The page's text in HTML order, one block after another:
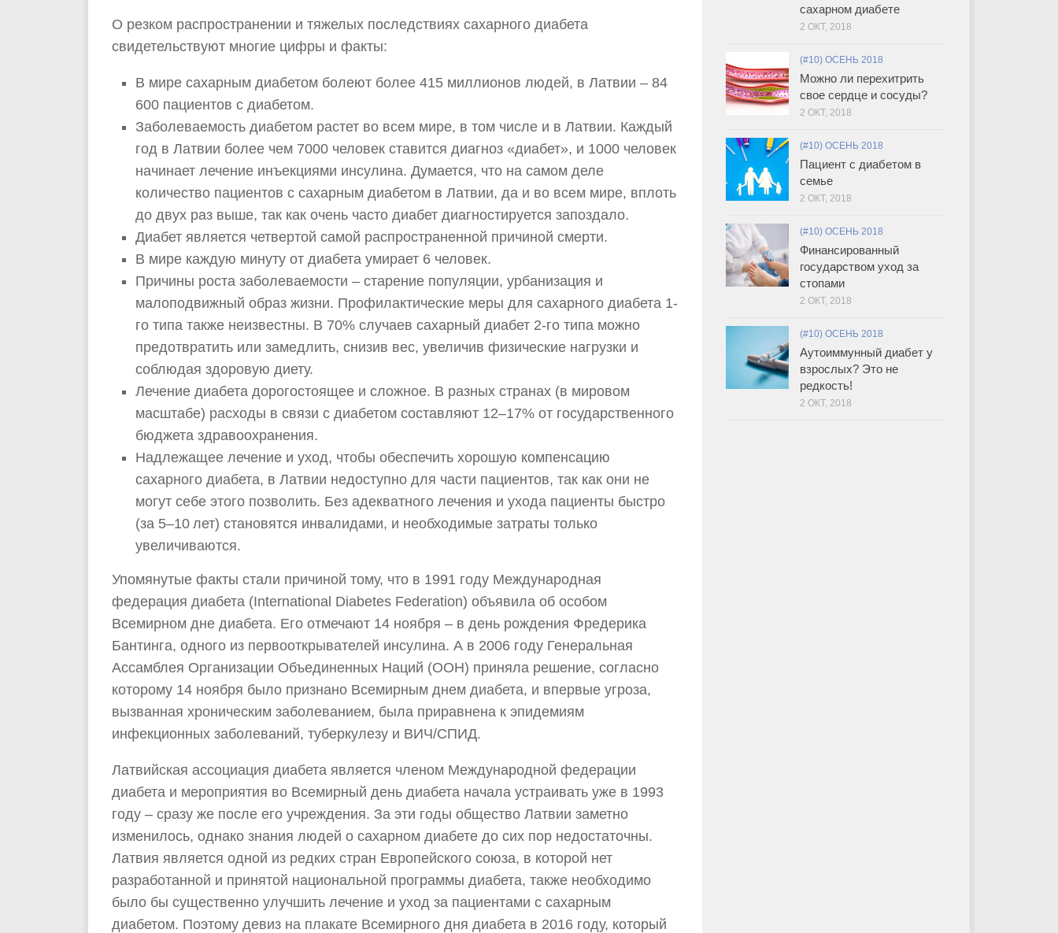
О резком распространении и тяжелых последствиях сахарного диабета
свидетельствуют многие цифры и факты:
В мире сахарным диабетом болеют более 415 миллионов людей, в Латвии – 84
600 пациентов с диабетом.
Заболеваемость диабетом растет во всем мире, в том числе и в Латвии. Каждый
год в Латвии более чем 7000 человек ставится диагноз «диабет», и 1000 человек
начинает лечение инъекциями инсулина. Думается, что на самом деле
количество пациентов с сахарным диабетом в Латвии, да и во всем мире, вплоть
до двух раз выше, так как очень часто диабет диагностируется запоздало.
Диабет является четвертой самой распространенной причиной смерти.
В мире каждую минуту от диабета умирает 6 человек.
Причины роста заболеваемости – старение популяции, урбанизация и
малоподвижный образ жизни. Профилактические меры для сахарного диабета 1-
го типа также неизвестны. В 70% случаев сахарный диабет 2-го типа можно
предотвратить или замедлить, снизив вес, увеличив физические нагрузки и
соблюдая здоровую диету.
Лечение диабета дорогостоящее и сложное. В разных странах (в мировом
масштабе) расходы в связи с диабетом составляют 12–17% от государственного
бюджета здравоохранения.
Надлежащее лечение и уход, чтобы обеспечить хорошую компенсацию
сахарного диабета, в Латвии недоступно для части пациентов, так как они не
могут себе этого позволить. Без адекватного лечения и ухода пациенты быстро
(за 5–10 лет) становятся инвалидами, и необходимые затраты только
увеличиваются.
Упомянутые факты стали причиной тому, что в 1991 году Международная
федерация диабета (International Diabetes Federation) объявила об особом
Всемирном дне диабета. Его отмечают 14 ноября – в день рождения Фредерика
Бантинга, одного из первооткрывателей инсулина. А в 2006 году Генеральная
Ассамблея Организации Объединенных Наций (ООН) приняла решение, согласно
которому 14 ноября было признано Всемирным днем диабета, и впервые угроза,
вызванная хроническим заболеванием, была приравнена к эпидемиям
инфекционных заболеваний, туберкулезу и ВИЧ/СПИД.
Латвийская ассоциация диабета является членом Международной федерации
диабета и мероприятия во Всемирный день диабета начала устраивать уже в 1993
году – сразу же после его учреждения. За эти годы общество Латвии заметно
изменилось, однако знания людей о сахарном диабете до сих пор недостаточны.
Латвия является одной из редких стран Европейского союза, в которой нет
разработанной и принятой национальной программы диабета, также необходимо
было бы существенно улучшить лечение и уход за пациентами с сахарным
диабетом. Поэтому девиз на плакате Всемирного дня диабета в 2016 году, который
сахарном диабете
2 ОКТ, 2018
(#10) ОСЕНЬ 2018
Можно ли перехитрить
свое сердце и сосуды?
2 ОКТ, 2018
(#10) ОСЕНЬ 2018
Пациент с диабетом в
семье
2 ОКТ, 2018
(#10) ОСЕНЬ 2018
Финансированный
государством уход за
стопами
2 ОКТ, 2018
(#10) ОСЕНЬ 2018
Аутоиммунный диабет у
взрослых? Это не
редкость!
2 ОКТ, 2018